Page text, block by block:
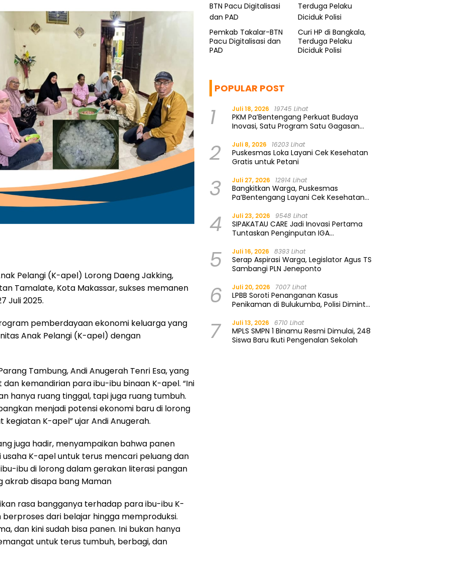
Pelangi (K-apel) Lorong Daeng Jakking,
Tamalate, Kota Makassar, sukses memanen
Juli 2025.
pemberdayaan ekonomi keluarga yang
Anak Pelangi (K-apel) dengan
Tambung, Andi Anugerah Tenri Esa, yang
kemandirian para ibu-ibu binaan K-apel. “Ini
hanya ruang tinggal, tapi juga ruang tumbuh.
menjadi potensi ekonomi baru di lorong
K-apel” ujar Andi Anugerah.
juga hadir, menyampaikan bahwa panen
K-apel untuk terus mencari peluang dan
ibu di lorong dalam gerakan literasi pangan
akrab disapa bang Maman
rasa bangganya terhadap para ibu-ibu K-
dari belajar hingga memproduksi.
dan kini sudah bisa panen. Ini bukan hanya
untuk terus tumbuh, berbagi, dan
Pemkab Takalar-BTN
Pacu Digitalisasi dan
PAD
Curi HP di Bangkala,
Terduga Pelaku
Diciduk Polisi
POPULAR POST
1 Juli 18, 2026 19745 Lihat
PKM Pa’Bentengang Perkuat Budaya
Inovasi, Satu Program Satu Gagasan
2 Juli 8, 2026 16203 Lihat
Puskesmas Loka Layani Cek Kesehatan
Gratis untuk Petani
3 Juli 27, 2026 12914 Lihat
Bangkitkan Warga, Puskesmas
Pa’Bentengang Layani Cek Kesehatan
4 Juli 23, 2026 9548 Lihat
SIPAKATAU CARE Jadi Inovasi Pertama
Tuntaskan Penginputan IGA
5 Juli 16, 2026 8393 Lihat
Serap Aspirasi Warga, Legislator Agus TS
Sambangi PLN Jeneponto
6 Juli 20, 2026 7007 Lihat
LPBB Soroti Penanganan Kasus
Penikaman di Bulukumba, Polisi Diminta
7 Juli 13, 2026 6710 Lihat
MPLS SMPN 1 Binamu Resmi Dimulai, 248
Siswa Baru Ikuti Pengenalan Sekolah